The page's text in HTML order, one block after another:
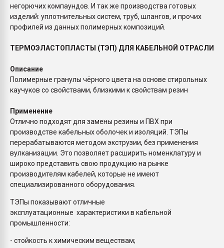
негорючих компаундов. И так же производства готовых
изделий: уплотнительных систем, труб, шлангов, и прочих
профилей из данных полимерных композиций.
ТЕРМОЭЛАСТОПЛАСТЫ (ТЭП) ДЛЯ КАБЕЛЬНОЙ ОТРАСЛИ
Описание
Полимерные гранулы чёрного цвета на основе стирольных
каучуков со свойствами, близкими к свойствам резин
Применение
Отлично подходят для замены резины и ПВХ при
производстве кабельных оболочек и изоляций. ТЭПы
перерабатываются методом экструзии, без применения
вулканизации. Это позволяет расширить номенклатуру и
широко представить свою продукцию на рынке
производителям кабелей, которые не имеют
специализированного оборудования.
ТЭПы показывают отличные
эксплуатационные характеристики в кабельной
промышленности:
- стойкость к химическим веществам;